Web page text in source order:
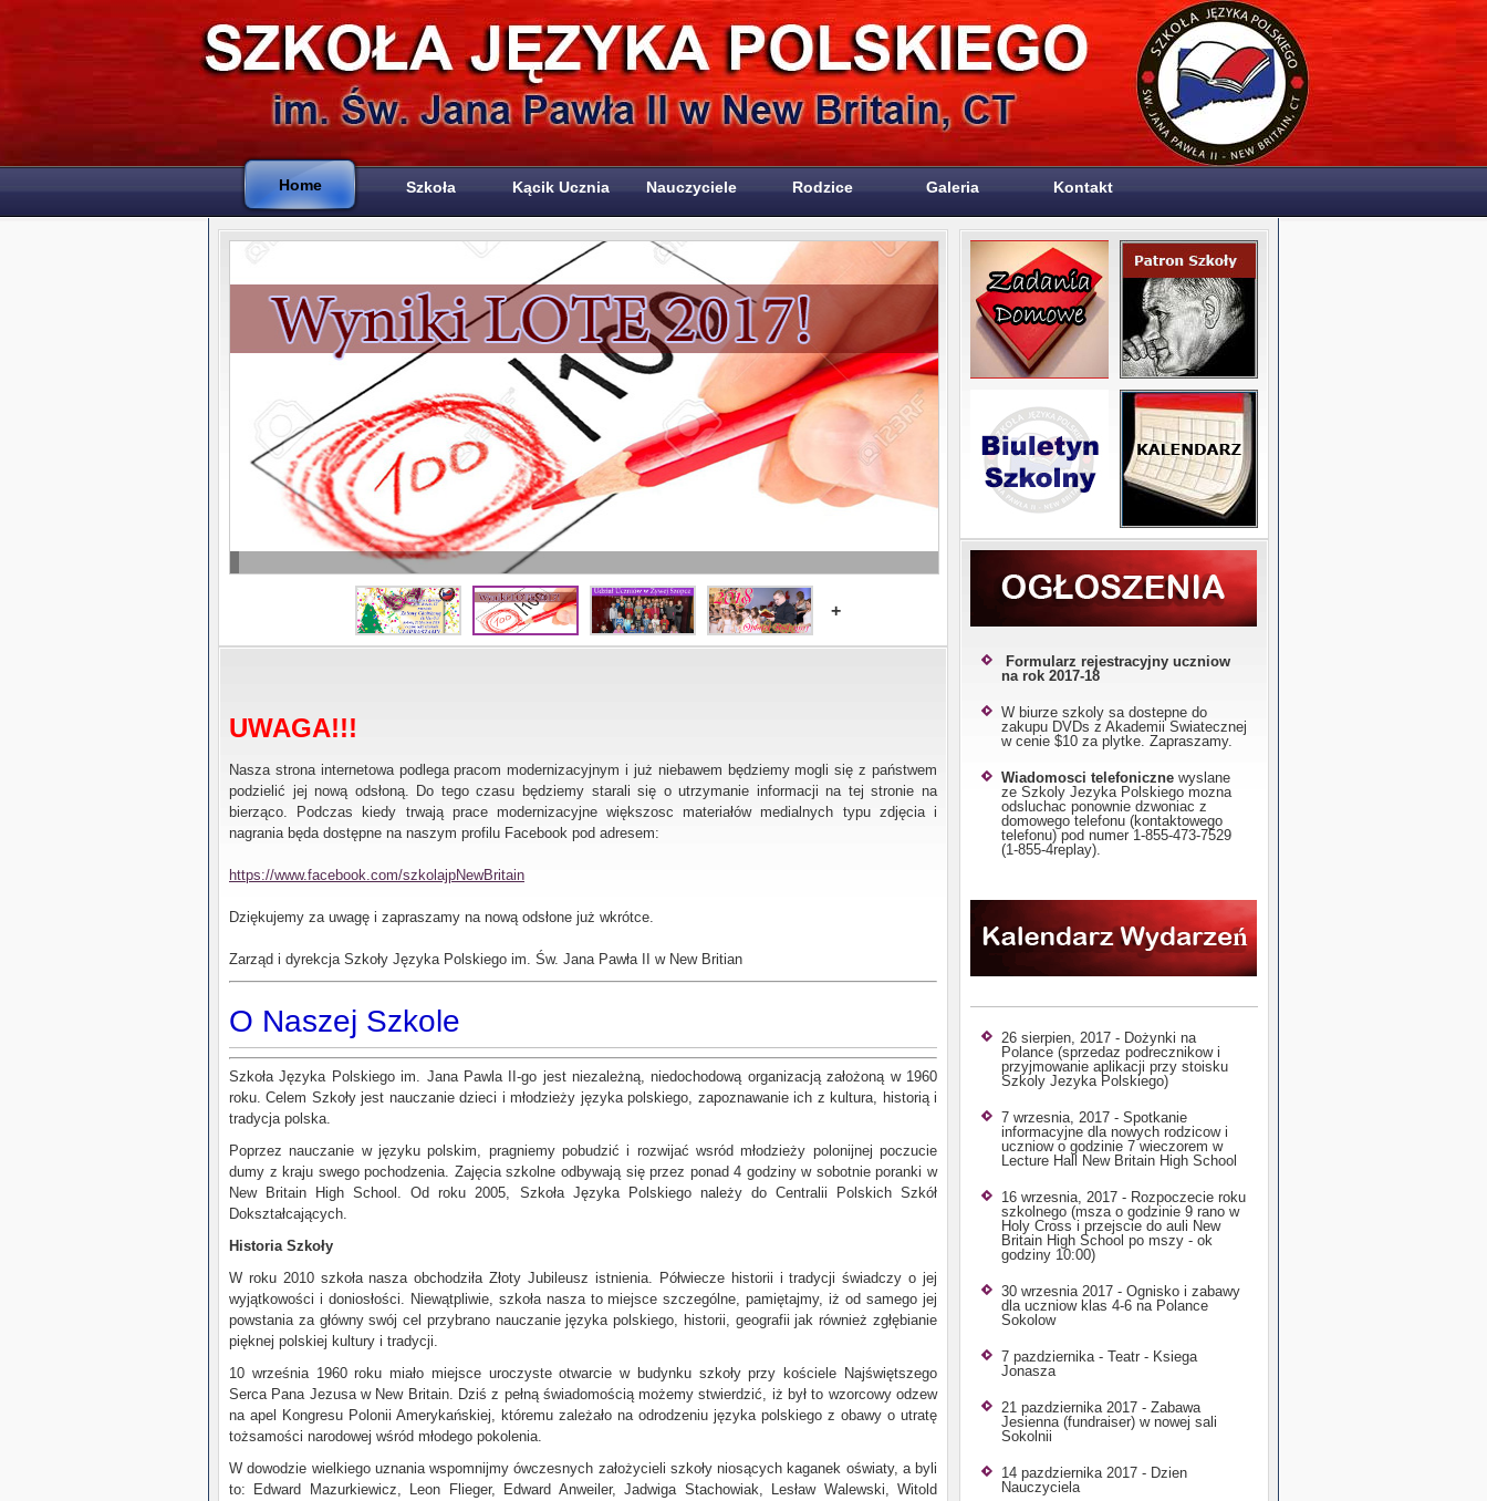
Home Szkoła Kącik Ucznia Nauczyciele Rodzice Galeria Kontakt
+
UWAGA!!!
Nasza strona internetowa podlega pracom modernizacyjnym i już niebawem będziemy mogli się z państwem
podzielić jej nową odsłoną. Do tego czasu będziemy starali się o utrzymanie informacji na tej stronie na
bierząco. Podczas kiedy trwają prace modernizacyjne większosc materiałów medialnych typu zdjęcia i
nagrania będa dostępne na naszym profilu Facebook pod adresem:
https://www.facebook.com/szkolajpNewBritain
Dziękujemy za uwagę i zapraszamy na nową odsłone już wkrótce.
Zarząd i dyrekcja Szkoły Języka Polskiego im. Św. Jana Pawła II w New Britian
O Naszej Szkole
Szkoła Języka Polskiego im. Jana Pawla II-go jest niezależną, niedochodową organizacją założoną w 1960
roku. Celem Szkoły jest nauczanie dzieci i młodzieży języka polskiego, zapoznawanie ich z kultura, historią i
tradycja polska.
Poprzez nauczanie w języku polskim, pragniemy pobudzić i rozwijać wsród młodzieży polonijnej poczucie
dumy z kraju swego pochodzenia. Zajęcia szkolne odbywają się przez ponad 4 godziny w sobotnie poranki w
New Britain High School. Od roku 2005, Szkoła Języka Polskiego należy do Centralii Polskich Szkół
Dokształcających.
Historia Szkoły
W roku 2010 szkoła nasza obchodziła Złoty Jubileusz istnienia. Półwiecze historii i tradycji świadczy o jej
wyjątkowości i doniosłości. Niewątpliwie, szkoła nasza to miejsce szczególne, pamiętajmy, iż od samego jej
powstania za główny swój cel przybrano nauczanie języka polskiego, historii, geografii jak również zgłębianie
pięknej polskiej kultury i tradycji.
10 września 1960 roku miało miejsce uroczyste otwarcie w budynku szkoły przy kościele Najświętszego
Serca Pana Jezusa w New Britain. Dziś z pełną świadomością możemy stwierdzić, iż był to wzorcowy odzew
na apel Kongresu Polonii Amerykańskiej, któremu zależało na odrodzeniu języka polskiego z obawy o utratę
tożsamości narodowej wśród młodego pokolenia.
W dowodzie wielkiego uznania wspomnijmy ówczesnych założycieli szkoły niosących kaganek oświaty, a byli
to: Edward Mazurkiewicz, Leon Flieger, Edward Anweiler, Jadwiga Stachowiak, Lesław Walewski, Witold
Formularz rejestracyjny uczniow
na rok 2017-18
W biurze szkoly sa dostepne do
zakupu DVDs z Akademii Swiatecznej
w cenie $10 za plytke. Zapraszamy.
Wiadomosci telefoniczne wyslane
ze Szkoly Jezyka Polskiego mozna
odsluchac ponownie dzwoniac z
domowego telefonu (kontaktowego
telefonu) pod numer 1-855-473-7529
(1-855-4replay).
26 sierpien, 2017 - Dożynki na
Polance (sprzedaz podrecznikow i
przyjmowanie aplikacji przy stoisku
Szkoly Jezyka Polskiego)
7 wrzesnia, 2017 - Spotkanie
informacyjne dla nowych rodzicow i
uczniow o godzinie 7 wieczorem w
Lecture Hall New Britain High School
16 wrzesnia, 2017 - Rozpoczecie roku
szkolnego (msza o godzinie 9 rano w
Holy Cross i przejscie do auli New
Britain High School po mszy - ok
godziny 10:00)
30 wrzesnia 2017 - Ognisko i zabawy
dla uczniow klas 4-6 na Polance
Sokolow
7 pazdziernika - Teatr - Ksiega
Jonasza
21 pazdziernika 2017 - Zabawa
Jesienna (fundraiser) w nowej sali
Sokolnii
14 pazdziernika 2017 - Dzien
Nauczyciela